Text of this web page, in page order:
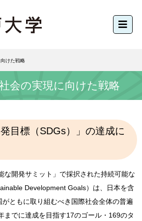
けた戦略
会の実現に向けた戦略
発目標（SDGs）」の達成に
な開発サミット」で採択された持続可能な
Development Goals）は、日本を含
ともに取り組むべき国際社会全体の普遍
までに達成を目指す17のゴール・169のタ